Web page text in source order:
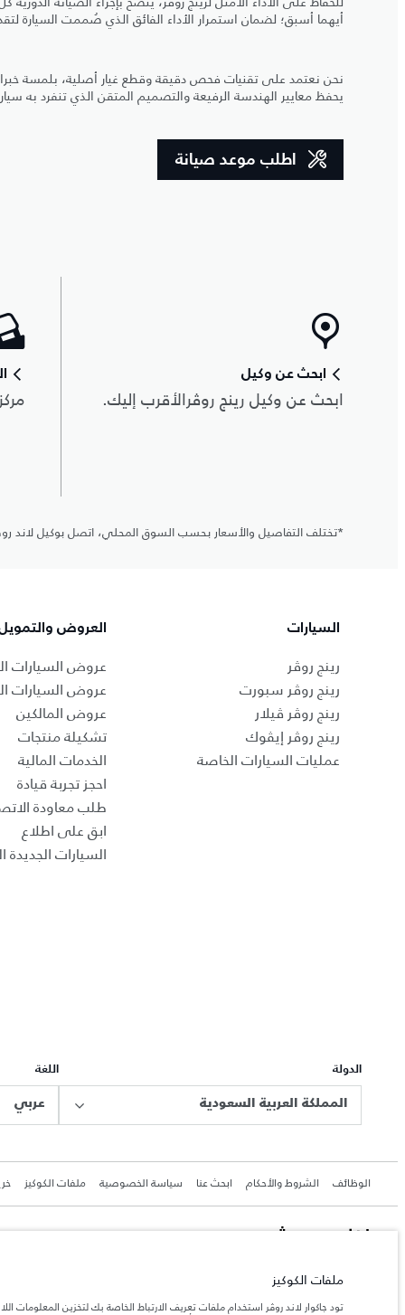
أيهما أسبق؛ لضمان استمرار الأداء الفائق الذي صُممت السيارة
نحن نعتمد على تقنيات فحص دقيقة وقطع غيار أصلية، بلمسة
يحفظ معايير الهندسة الرفيعة والتصميم المتقن الذي تنفرد به
اطلب موعد صيانة
ابحث عن وكيل
ابحث عن وكيل رينج روڤرالأقرب إليك.
*تختلف التفاصيل والأسعار بحسب السوق المحلي، اتصل بوكيل
السيارات
رينج روڤر
رينج روڤر سبورت
رينج روڤر ڤيلار
رينج روڤر إيڤوك
عمليات السيارات الخاصة
العروض
عروض السيارات
عروض السيارات
عروض المالكين
تشكيلة منتجات
الخدمات المالية
احجز تجربة قيادة
طلب معاودة
ابق على اطلاع
السيارات الجديدة
الدولة
المملكة العربية السعودية
اللغة
عربي
الوظائف الشروط والأحكام ابحث عنا سياسة الخصوصية ملفات الكوكيز
السعودية, محمد يوسف ناغي للسيارات
ملفات الكوكيز
تود جاكوار لاند روڤر استخدام ملفات تعريف الارتباط الخاصة بك لتخزين المعلومات